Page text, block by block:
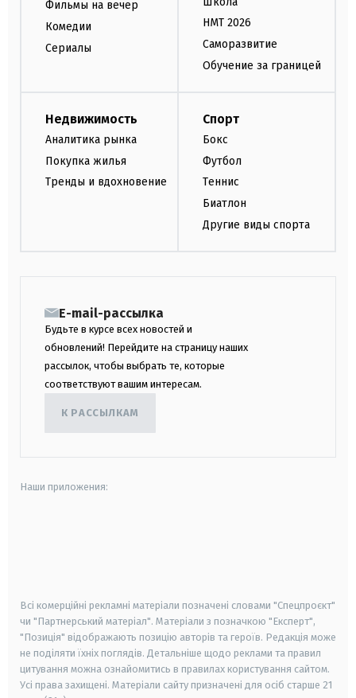
Фильмы на вечер
Комедии
Сериалы
НМТ 2026
Саморазвитие
Обучение за границей
Недвижимость
Аналитика рынка
Покупка жилья
Тренды и вдохновение
Спорт
Бокс
Футбол
Теннис
Биатлон
Другие виды спорта
E-mail-рассылка
Будьте в курсе всех новостей и
обновлений! Перейдите на страницу наших
рассылок, чтобы выбрать те, которые
соответствуют вашим интересам.
К РАССЫЛКАМ
Наши приложения:
Всі комерційні рекламні матеріали позначені словами "Спецпроєкт"
чи "Партнерський матеріал". Матеріали з позначкою "Експерт",
"Позиція" відображають позицію авторів та героїв. Редакція може
не поділяти їхніх поглядів. Детальніше щодо реклами та правил
цитування можна ознайомитись в правилах користування сайтом.
Усі права захищені. Матеріали сайту призначені для осіб старше 21